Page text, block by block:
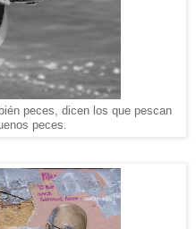
peces, dicen los que pescan
peces.